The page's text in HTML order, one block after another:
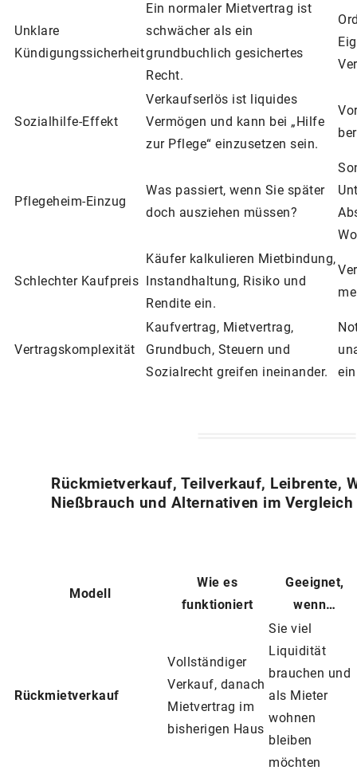
Unklare
Kündigungssicherheit
Ein normaler Mietvertrag ist
schwächer als ein
grundbuchlich gesichertes
Recht.
Sozialhilfe-Effekt
Verkaufserlös ist liquides
Vermögen und kann bei „Hilfe
zur Pflege“ einzusetzen sein.
Pflegeheim-Einzug
Was passiert, wenn Sie später
doch ausziehen müssen?
Schlechter Kaufpreis
Käufer kalkulieren Mietbindung,
Instandhaltung, Risiko und
Rendite ein.
Vertragskomplexität
Kaufvertrag, Mietvertrag,
Grundbuch, Steuern und
Sozialrecht greifen ineinander.
Rückmietverkauf, Teilverkauf, Leibrente,
Nießbrauch und Alternativen im Vergleich
Modell
Wie es
funktioniert
Geeignet,
wenn…
Rückmietverkauf
Vollständiger
Verkauf, danach
Mietvertrag im
bisherigen Haus
Sie viel
Liquidität
brauchen und
als Mieter
wohnen
bleiben
möchten